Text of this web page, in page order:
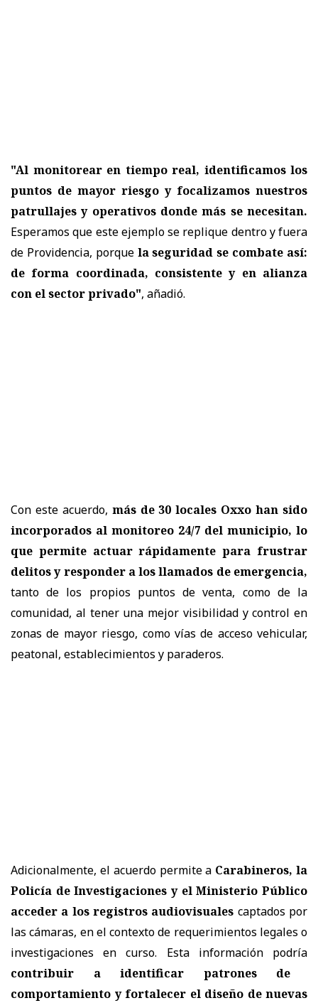
"Al monitorear en tiempo real, identificamos los
puntos de mayor riesgo y focalizamos nuestros
patrullajes y operativos donde más se necesitan.
Esperamos que este ejemplo se replique dentro y fuera
de Providencia, porque la seguridad se combate así:
de forma coordinada, consistente y en alianza
con el sector privado", añadió.
Con este acuerdo, más de 30 locales Oxxo han sido
incorporados al monitoreo 24/7 del municipio, lo
que permite actuar rápidamente para frustrar
delitos y responder a los llamados de emergencia,
tanto de los propios puntos de venta, como de la
comunidad, al tener una mejor visibilidad y control en
zonas de mayor riesgo, como vías de acceso vehicular,
peatonal, establecimientos y paraderos.
Adicionalmente, el acuerdo permite a Carabineros, la
Policía de Investigaciones y el Ministerio Público
acceder a los registros audiovisuales captados por
las cámaras, en el contexto de requerimientos legales o
investigaciones en curso. Esta información podría
contribuir a identificar patrones de
comportamiento y fortalecer el diseño de nuevas